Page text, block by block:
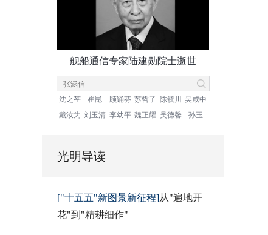
舰船通信专家陆建勋院士逝世
沈之荃 崔崑 顾诵芬 苏哲子 陈毓川
吴咸中
戴汝为 刘玉清 李幼平 魏正耀 吴德馨 孙玉
光明导读
["十五五"新图景新征程]从"遍地开
花"到"精耕细作"